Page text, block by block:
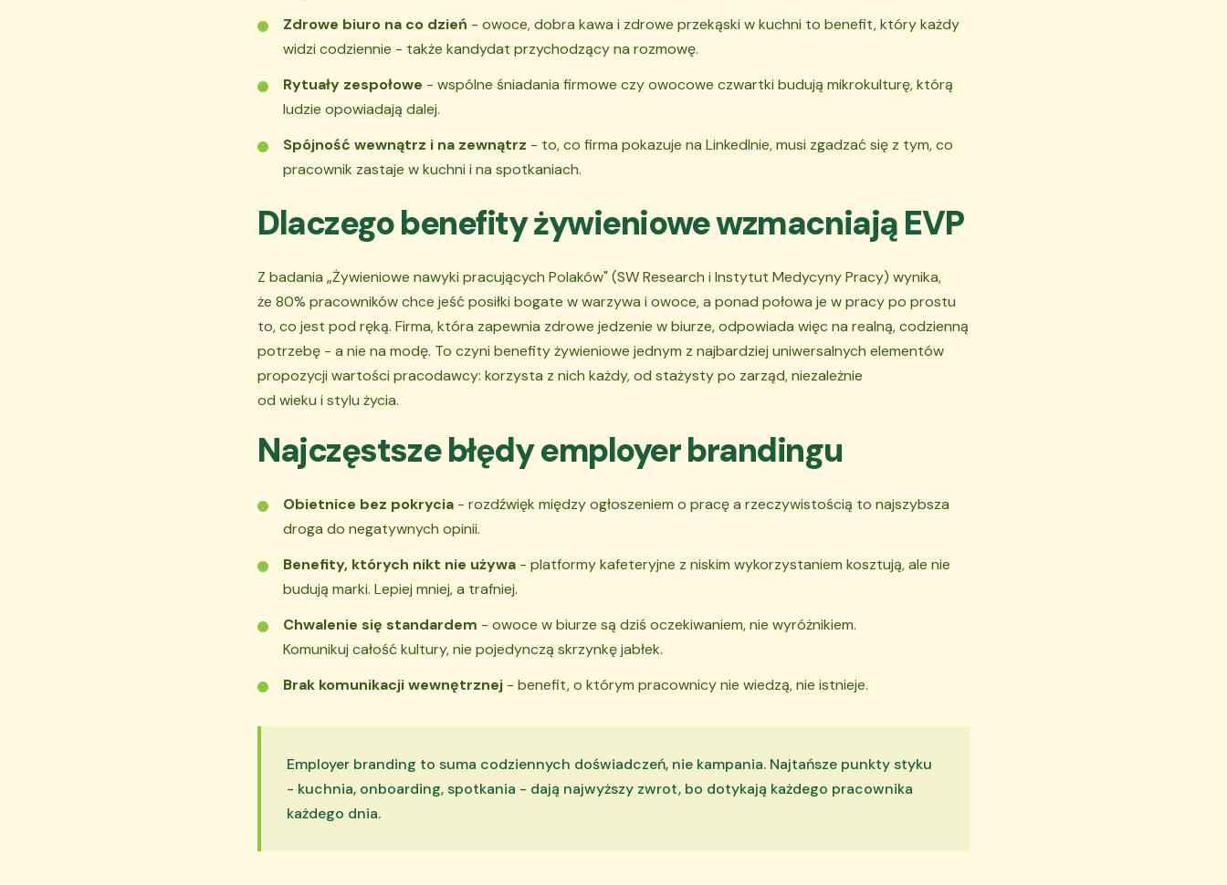
Zdrowe biuro na co dzień - owoce, dobra kawa i zdrowe przekąski w kuchni to benefit, który każdy
widzi codziennie - także kandydat przychodzący na rozmowę.
Rytuały zespołowe - wspólne śniadania firmowe czy owocowe czwartki budują mikrokulturę, którą
ludzie opowiadają dalej.
Spójność wewnątrz i na zewnątrz - to, co firma pokazuje na LinkedInie, musi zgadzać się z tym, co
pracownik zastaje w kuchni i na spotkaniach.
Dlaczego benefity żywieniowe wzmacniają EVP
Z badania „Żywieniowe nawyki pracujących Polaków" (SW Research i Instytut Medycyny Pracy) wynika,
że 80% pracowników chce jeść posiłki bogate w warzywa i owoce, a ponad połowa je w pracy po prostu
to, co jest pod ręką. Firma, która zapewnia zdrowe jedzenie w biurze, odpowiada więc na realną, codzienną
potrzebę - a nie na modę. To czyni benefity żywieniowe jednym z najbardziej uniwersalnych elementów
propozycji wartości pracodawcy: korzysta z nich każdy, od stażysty po zarząd, niezależnie
od wieku i stylu życia.
Najczęstsze błędy employer brandingu
Obietnice bez pokrycia - rozdźwięk między ogłoszeniem o pracę a rzeczywistością to najszybsza
droga do negatywnych opinii.
Benefity, których nikt nie używa - platformy kafeteryjne z niskim wykorzystaniem kosztują, ale nie
budują marki. Lepiej mniej, a trafniej.
Chwalenie się standardem - owoce w biurze są dziś oczekiwaniem, nie wyróżnikiem.
Komunikuj całość kultury, nie pojedynczą skrzynkę jabłek.
Brak komunikacji wewnętrznej - benefit, o którym pracownicy nie wiedzą, nie istnieje.
Employer branding to suma codziennych doświadczeń, nie kampania. Najtańsze punkty styku
- kuchnia, onboarding, spotkania - dają najwyższy zwrot, bo dotykają każdego pracownika
każdego dnia.